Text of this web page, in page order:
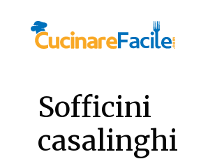
Sofficini
casalinghi